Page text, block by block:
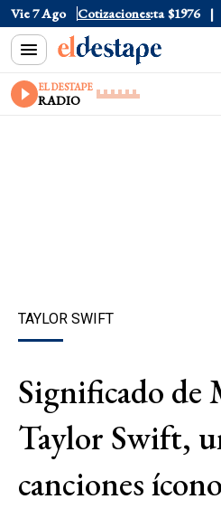
Vie 7 Ago Cotizaciones
$1520 Dólar Tarjeta $1976
EL DESTAPE
RADIO
TAYLOR SWIFT
Significado de
Taylor Swift,
canciones